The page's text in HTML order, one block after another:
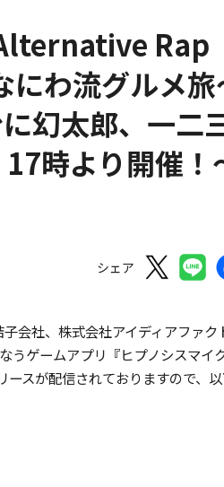
Rap
わ流グルメ旅
幻太郎、一二三
時より開催！
シェア
会社、株式会社アイディアファク
うゲームアプリ『ヒプノシスマイ
スが配信されておりますので、